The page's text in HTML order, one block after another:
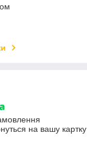
на вашу картку